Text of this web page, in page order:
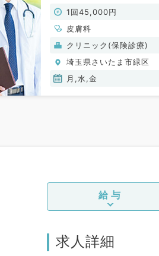
お仕事です◎（皮膚科／非
常勤）
1回45,000円
皮膚科
クリニック(保険診療)
埼玉県さいたま市緑区
月,水,金
給与
求人詳細